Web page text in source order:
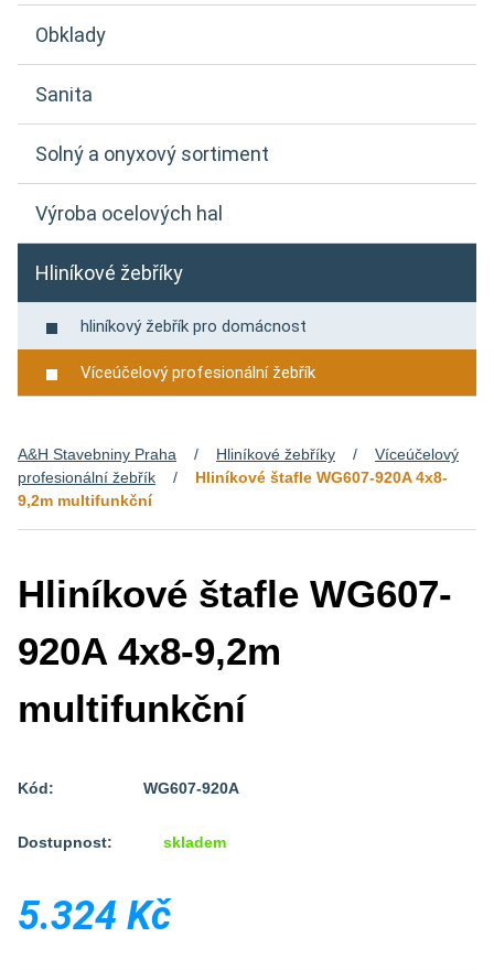
A&H Stavebniny Praha Hliníkové žebříky
Víceúčelový
profesionální žebřík
Hliníkové štafle WG607-920A 4x8-
9,2m multifunkční
Hliníkové štafle WG607-
920A 4x8-9,2m
multifunkční
Kód: WG607-920A
Dostupnost: skladem
5.324 Kč
Obklady
Sanita
Solný a onyxový sortiment
Výroba ocelových hal
Hliníkové žebříky
hliníkový žebřík pro domácnost
Víceúčelový profesionální žebřík